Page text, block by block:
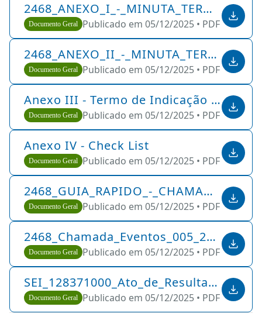
2468_ANEXO_I_-_MINUTA_TERMO_DE_OUTORGA_COM_FUNDACAO_DE_APOIO
Documento Geral Publicado em 05/12/2025 • PDF •197 KB
2468_ANEXO_II_-_MINUTA_TERMO_DE_OUTORGA_SEM_FUNDACAO_DE_APOIO
Documento Geral Publicado em 05/12/2025 • PDF •192 KB
Anexo III - Termo de Indicação - Responsável pela Gestão e Fiscalização
Documento Geral Publicado em 05/12/2025 • PDF •39 KB
Anexo IV - Check List
Documento Geral Publicado em 05/12/2025 • PDF •56 KB
2468_GUIA_RAPIDO_-_CHAMADA_FAPEMIG_-_005-2025
Documento Geral Publicado em 05/12/2025 • PDF •891 KB
2468_Chamada_Eventos_005_2025
Documento Geral Publicado em 05/12/2025 • PDF •289 KB
SEI_128371000_Ato_de_Resultado_3
Documento Geral Publicado em 05/12/2025 • PDF •112 KB